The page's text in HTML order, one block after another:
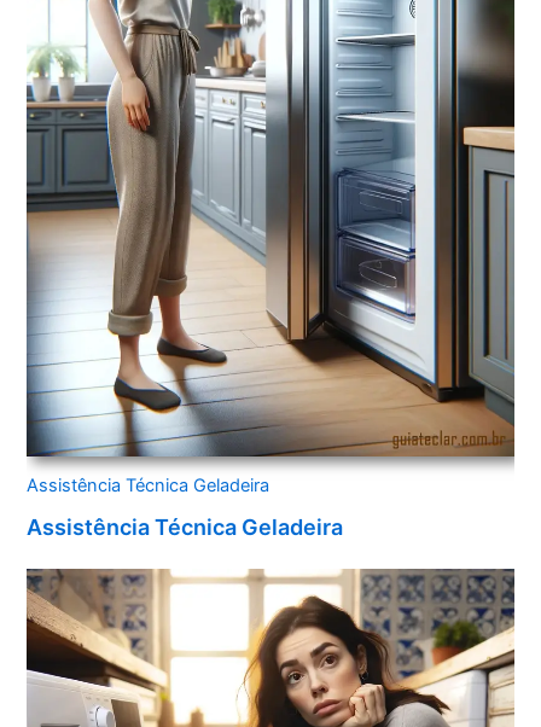
Assistência Técnica Geladeira
Assistência Técnica Geladeira